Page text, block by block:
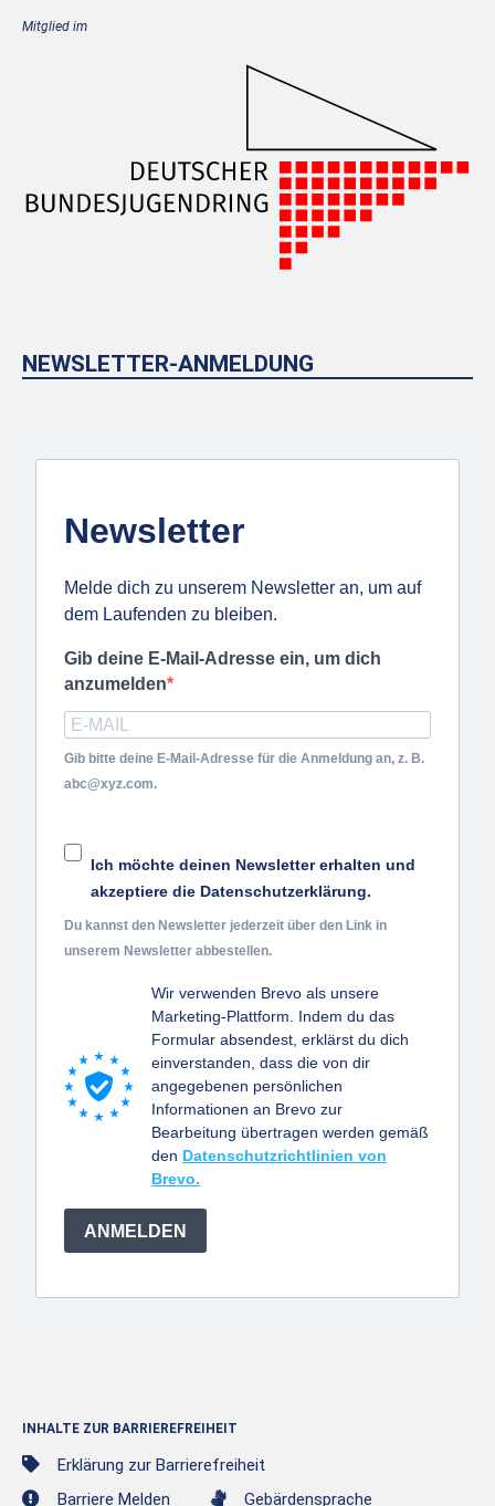
Mitglied im
NEWSLETTER-ANMELDUNG
Newsletter
Melde dich zu unserem Newsletter an, um auf
dem Laufenden zu bleiben.
Gib deine E-Mail-Adresse ein, um dich
anzumelden
Gib bitte deine E-Mail-Adresse für die Anmeldung an, z. B.
abc@xyz.com.
Ich möchte deinen Newsletter erhalten und
akzeptiere die Datenschutzerklärung.
Du kannst den Newsletter jederzeit über den Link in
unserem Newsletter abbestellen.
Wir verwenden Brevo als unsere
Marketing-Plattform. Indem du das
Formular absendest, erklärst du dich
einverstanden, dass die von dir
angegebenen persönlichen
Informationen an Brevo zur
Bearbeitung übertragen werden gemäß
den Datenschutzrichtlinien von
Brevo.
ANMELDEN
INHALTE ZUR BARRIEREFREIHEIT
Erklärung zur Barrierefreiheit
Barriere Melden
Gebärdensprache